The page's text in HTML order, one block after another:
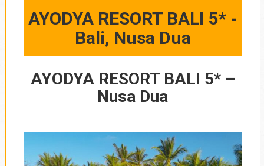
AYODYA RESORT BALI 5* -
Bali, Nusa Dua
AYODYA RESORT BALI 5* –
Nusa Dua